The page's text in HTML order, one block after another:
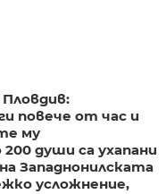
повече от час и
му
души са ухапани
Западнонилската
усложнение,